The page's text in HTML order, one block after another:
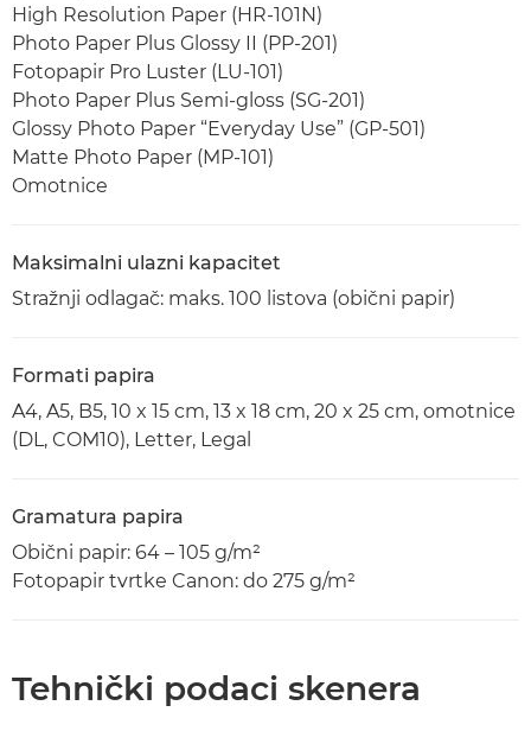
High Resolution Paper (HR-101N)
Photo Paper Plus Glossy II (PP-201)
Fotopapir Pro Luster (LU-101)
Photo Paper Plus Semi-gloss (SG-201)
Glossy Photo Paper “Everyday Use” (GP-501)
Matte Photo Paper (MP-101)
Omotnice
Maksimalni ulazni kapacitet
Stražnji odlagač: maks. 100 listova (obični papir)
Formati papira
A4, A5, B5, 10 x 15 cm, 13 x 18 cm, 20 x 25 cm, omotnice
(DL, COM10), Letter, Legal
Gramatura papira
Obični papir: 64 – 105 g/m²
Fotopapir tvrtke Canon: do 275 g/m²
Tehnički podaci skenera